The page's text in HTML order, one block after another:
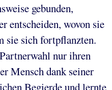
gebunden,
entscheiden, wovon sie
sie sich fortpflanzten.
nur ihren
Mensch dank seiner
Begierde und lernte